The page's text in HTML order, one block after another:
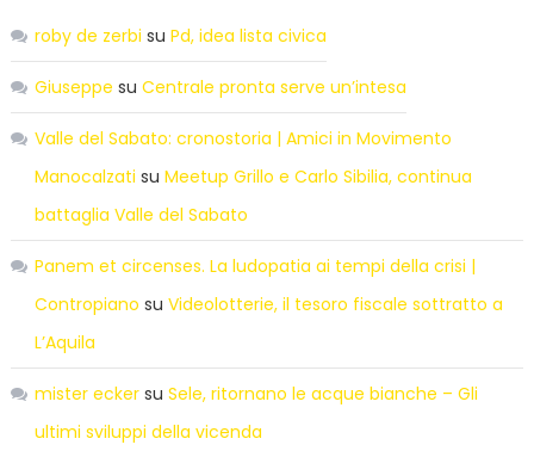
roby de zerbi su Pd, idea lista civica
Giuseppe su Centrale pronta serve un’intesa
Valle del Sabato: cronostoria | Amici in Movimento
Manocalzati su Meetup Grillo e Carlo Sibilia, continua
battaglia Valle del Sabato
Panem et circenses. La ludopatia ai tempi della crisi |
Contropiano su Videolotterie, il tesoro fiscale sottratto a
L’Aquila
mister eckersu Sele, ritornano le acque bianche – Gli
ultimi sviluppi della vicenda